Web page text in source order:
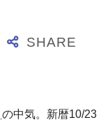
の中気。新暦10/23